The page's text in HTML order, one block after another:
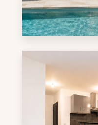
EN SAVOIR PLUS